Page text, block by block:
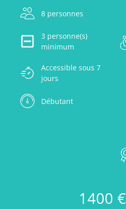
8 personnes
3 personne(s)
minimum
Accessible sous 7
jours
Débutant
1400